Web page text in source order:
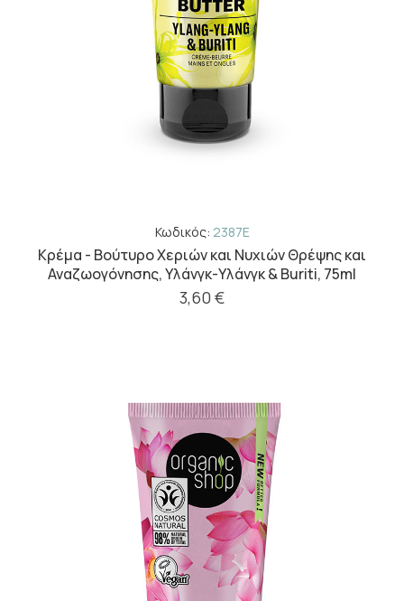
Κωδικός: 2387E
Κρέμα - Βούτυρο Χεριών και Νυχιών Θρέψης και
Αναζωογόνησης, Υλάνγκ-Υλάνγκ & Buriti, 75ml
3,60 €